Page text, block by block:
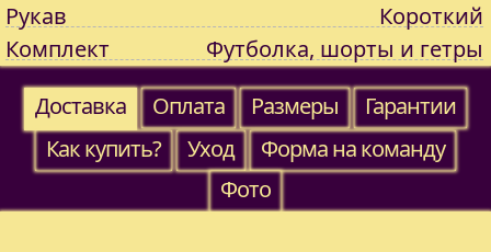
Рукав
Короткий
Комплект
Футболка, шорты и гетры
Доставка
Оплата Размеры
Гарантии
Как купить?
Уход
Форма на команду
Фото